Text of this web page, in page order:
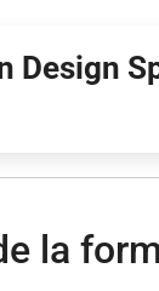
Design
la